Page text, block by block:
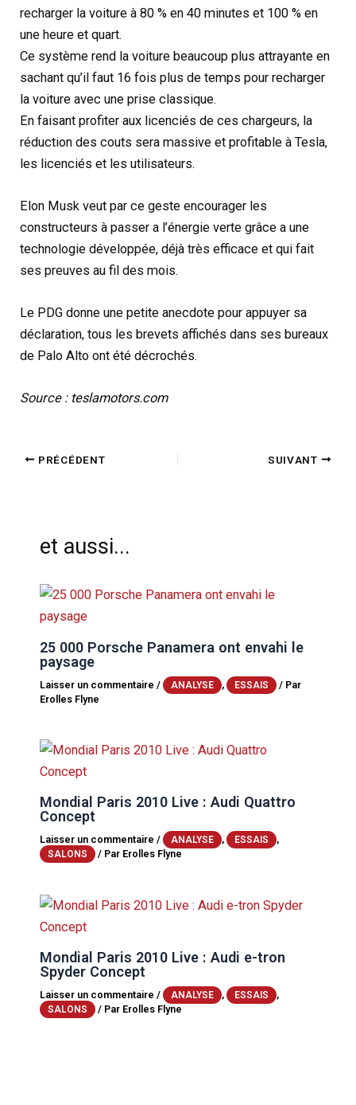
recharger la voiture à 80 % en 40 minutes et 100 % en
une heure et quart.
Ce système rend la voiture beaucoup plus attrayante en
sachant qu’il faut 16 fois plus de temps pour recharger
la voiture avec une prise classique.
En faisant profiter aux licenciés de ces chargeurs, la
réduction des couts sera massive et profitable à Tesla,
les licenciés et les utilisateurs.
Elon Musk veut par ce geste encourager les
constructeurs à passer a l’énergie verte grâce a une
technologie développée, déjà très efficace et qui fait
ses preuves au fil des mois.
Le PDG donne une petite anecdote pour appuyer sa
déclaration, tous les brevets affichés dans ses bureaux
de Palo Alto ont été décrochés.
Source : teslamotors.com
PRÉCÉDENT SUIVANT
et aussi...
25 000 Porsche Panamera ont envahi le
paysage
Laisser un commentaire / ANALYSE , ESSAIS
/ Par
Erolles Flyne
Mondial Paris 2010 Live : Audi Quattro
Concept
Laisser un commentaire / ANALYSE , ESSAIS ,
SALONS / Par Erolles Flyne
Mondial Paris 2010 Live : Audi e-tron
Spyder Concept
Laisser un commentaire / ANALYSE , ESSAIS ,
SALONS / Par Erolles Flyne